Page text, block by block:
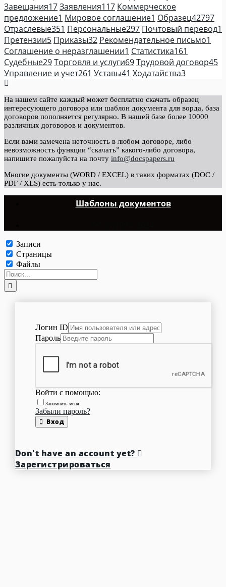
Завещания17Заявления117 Коммерческое
предложение1 Мировое соглашение1 Образец42797
Отраслевые351 Персональные297 Почтовый перевод1
Претензии5 Приказы32 Рекомендательное письмо1
Соглашение о неразглашении1 Статистика161
Судебные29Торговля и услуги69Трудовой договор45
Управление и учет261 Уставы41 Ходатайства3
На нашем сайте каждый может бесплатно скачать образец
интересующего договора или шаблон документа для ворда, база
договоров пополняется регулярно. В нашей базе более 10000
различных договоров и документов.
Если вами замечена неточность в любом договоре, либо
невозможность функции “скачать” какого-либо договора,
напишите пожалуйста на почту info@docspapers.ru
Многие документы (WORD / EXCEL) в таких форматах (DOC /
PDF / XLS) есть только у нас.
Шаблоны документов
Записи
Страницы
Файлы
Логин ID
Пароль
Войти с помощью:
Запомнить меня
Забыли пароль?
Вход
Don't have an account yet?
Зарегистрироваться